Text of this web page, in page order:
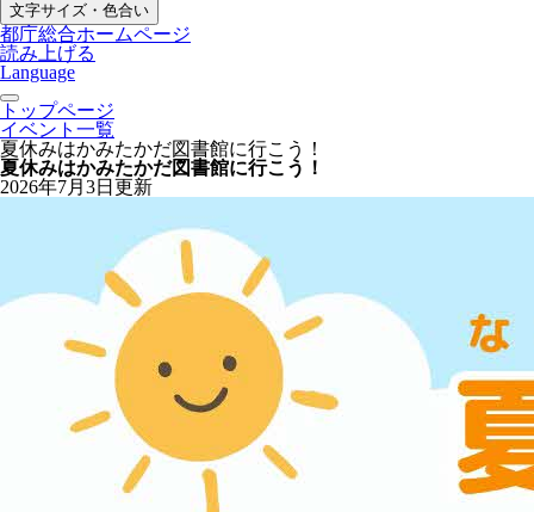
文字サイズ・色合い
都庁総合ホームページ
読み上げる
Language
トップページ
イベント一覧
夏休みはかみたかだ図書館に行こう！
夏休みはかみたかだ図書館に行こう！
2026年7月3日更新